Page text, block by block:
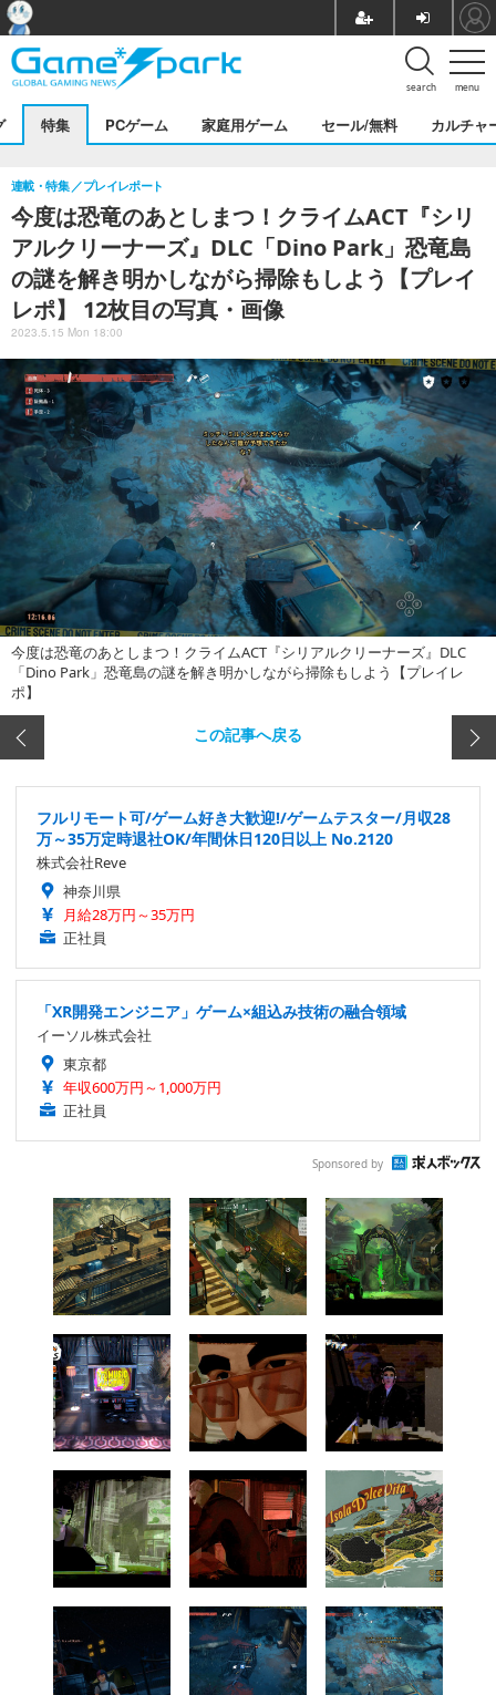
menu
search
特集 PCゲーム 家庭用ゲーム セール/無料 カルチャ
今度は恐竜のあとしまつ！クライムACT『シリ
アルクリーナーズ』DLC「Dino Park」恐竜島
の謎を解き明かしながら掃除もしよう【プレイ
レポ】 12枚目の写真・画像
連載・特集 プレイレポート
2023.5.15 Mon 18:00
今度は恐竜のあとしまつ！クライムACT『シリアルクリーナーズ』DLC
「Dino Park」恐竜島の謎を解き明かしながら掃除もしよう【プレイレ
ポ】
この記事へ戻る
フルリモート可/ゲーム好き大歓迎!/ゲームテスター/月収28
万～35万定時退社OK/年間休日120日以上 No.2120
株式会社Reve
神奈川県
月給28万円～35万円
正社員
「XR開発エンジニア」ゲーム×組込み技術の融合領域
イーソル株式会社
東京都
年収600万円～1,000万円
正社員
Sponsored by